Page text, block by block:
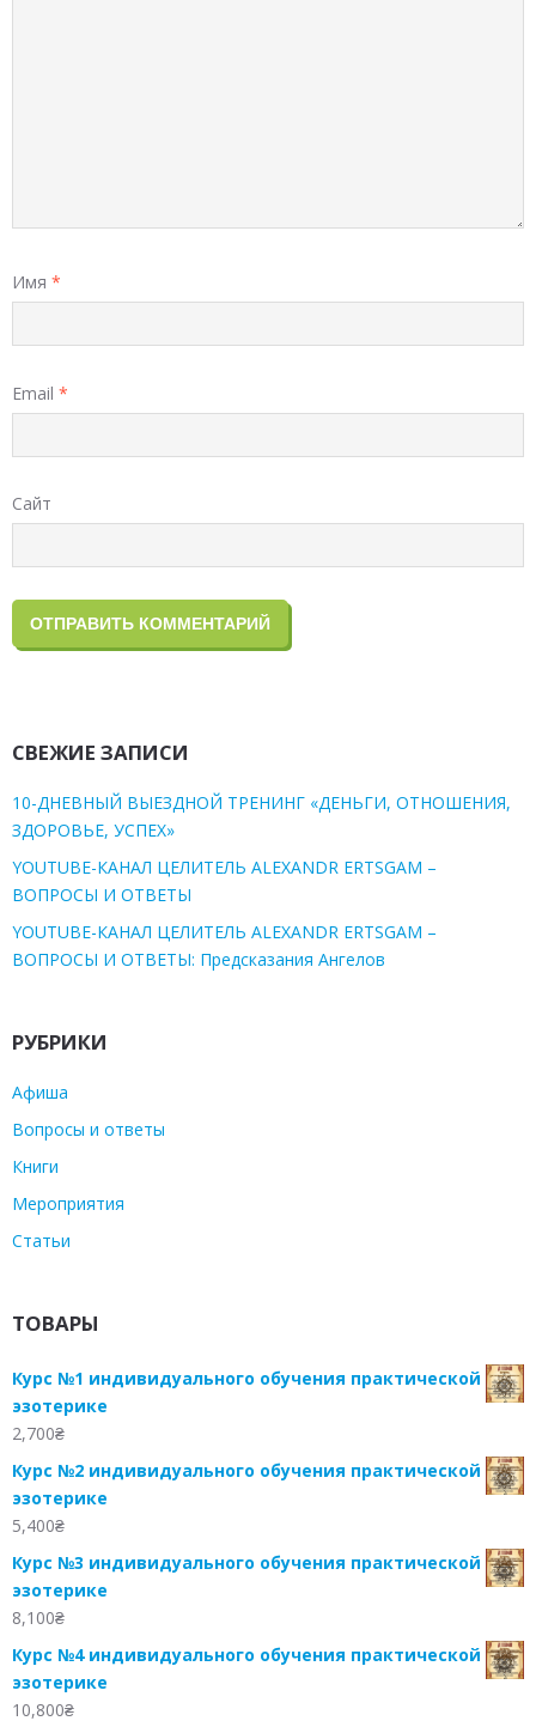
Имя *
Email *
Сайт
СВЕЖИЕ ЗАПИСИ
10-ДНЕВНЫЙ ВЫЕЗДНОЙ ТРЕНИНГ «ДЕНЬГИ, ОТНОШЕНИЯ,
ЗДОРОВЬЕ, УСПЕХ»
YOUTUBE-КАНАЛ ЦЕЛИТЕЛЬ ALEXANDR ERTSGAM –
ВОПРОСЫ И ОТВЕТЫ
YOUTUBE-КАНАЛ ЦЕЛИТЕЛЬ ALEXANDR ERTSGAM –
ВОПРОСЫ И ОТВЕТЫ: Предсказания Ангелов
РУБРИКИ
Афиша
Вопросы и ответы
Книги
Мероприятия
Статьи
ТОВАРЫ
Курс №1 индивидуального обучения практической
эзотерике
2,700₴
Курс №2 индивидуального обучения практической
эзотерике
5,400₴
Курс №3 индивидуального обучения практической
эзотерике
8,100₴
Курс №4 индивидуального обучения практической
эзотерике
10,800₴